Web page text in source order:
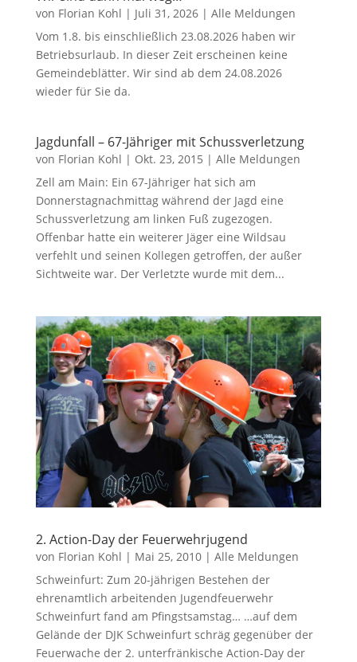
von Florian Kohl | Juli 31, 2026| Alle Meldungen
Vom 1.8. bis einschließlich 23.08.2026 haben wir
Betriebsurlaub. In dieser Zeit erscheinen keine
Gemeindeblätter. Wir sind ab dem 24.08.2026
wieder für Sie da.
Jagdunfall – 67-Jähriger mit Schussverletzung
von Florian Kohl | Okt. 23, 2015 | Alle Meldungen
Zell am Main: Ein 67-Jähriger hat sich am
Donnerstagnachmittag während der Jagd eine
Schussverletzung am linken Fuß zugezogen.
Offenbar hatte ein weiterer Jäger eine Wildsau
verfehlt und seinen Kollegen getroffen, der außer
Sichtweite war. Der Verletzte wurde mit dem...
2. Action-Day der Feuerwehrjugend
von Florian Kohl | Mai 25, 2010| Alle Meldungen
Schweinfurt: Zum 20-jährigen Bestehen der
ehrenamtlich arbeitenden Jugendfeuerwehr
Schweinfurt fand am Pfingstsamstag… …auf dem
Gelände der DJK Schweinfurt schräg gegenüber der
Feuerwache der 2. unterfränkische Action-Day der